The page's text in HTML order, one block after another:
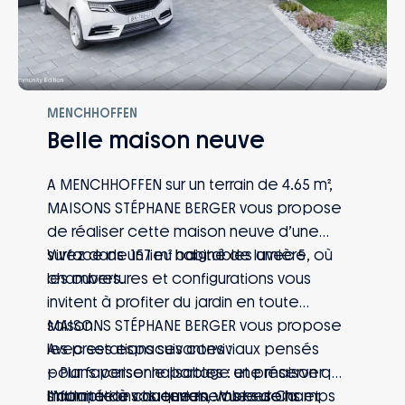
MENCHHOFFEN
Belle maison neuve
A MENCHHOFFEN sur un terrain de 4.65 m²,
MAISONS STÉPHANE BERGER vous propose
de réaliser cette maison neuve d’une
surface de 157 m² habitables avec 5
chambres.
Vivez dans un lieu baigné de lumière, où
les ouvertures et configurations vous
invitent à profiter du jardin en toute
saison.
Avec ses espaces conviviaux pensés
pour favoriser le partage et préserver
l’intimité de chaque membre de la
MAISONS STÉPHANE BERGER vous propose
les prestations suivantes :
– Plans personnalisables : une maison qui
s’adapte à vos envies, vos besoins et
Informations du terrain : Vue sur Champs